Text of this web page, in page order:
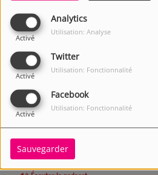
Analytics
Activé
Utilisation: Analyse
Twitter
Activé
Utilisation: Fonctionnalité
Facebook
Activé
Utilisation: Fonctionnalité
Sauvegarder
3849 VUES